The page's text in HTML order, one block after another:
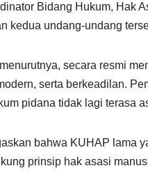
Bidang Hukum, Hak
kedua undang-undang
secara resmi
serta berkeadilan.
pidana tidak lagi terasa
bahwa KUHAP lama
prinsip hak asasi